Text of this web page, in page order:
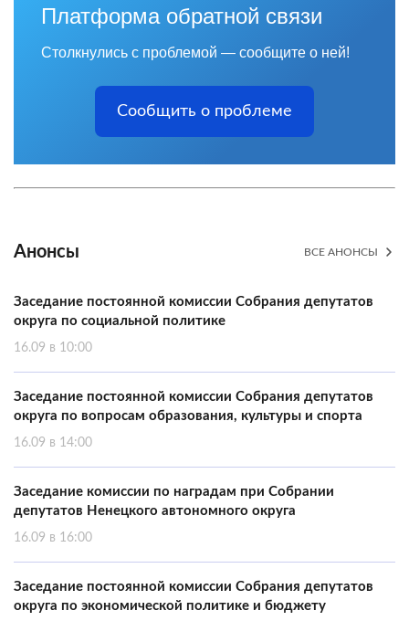
Платформа обратной связи
Столкнулись с проблемой — сообщите о ней!
Сообщить о проблеме
Анонсы ВСЕ АНОНСЫ
Заседание постоянной комиссии Собрания депутатов
округа по социальной политике
16.09 в 10:00
Заседание постоянной комиссии Собрания депутатов
округа по вопросам образования, культуры и спорта
16.09 в 14:00
Заседание комиссии по наградам при Собрании
депутатов Ненецкого автономного округа
16.09 в 16:00
Заседание постоянной комиссии Собрания депутатов
округа по экономической политике и бюджету